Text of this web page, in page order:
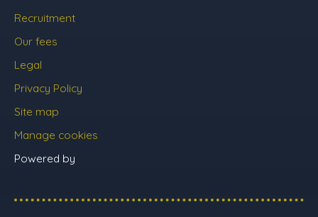
Recruitment
Our fees
Legal
Privacy Policy
Site map
Manage cookies
Powered by